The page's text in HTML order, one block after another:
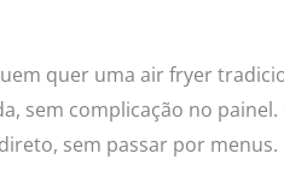
quer uma air fryer
sem complicação no
sem passar por menus.